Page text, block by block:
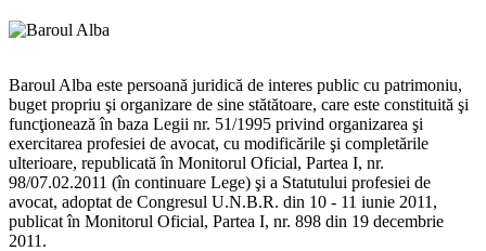
Baroul Alba este persoană juridică de interes public cu patrimoniu,
buget propriu şi organizare de sine stătătoare, care este constituită şi
funcţionează în baza Legii nr. 51/1995 privind organizarea şi
exercitarea profesiei de avocat, cu modificările şi completările
ulterioare, republicată în Monitorul Oficial, Partea I, nr.
98/07.02.2011 (în continuare Lege) şi a Statutului profesiei de
avocat, adoptat de Congresul U.N.B.R. din 10 - 11 iunie 2011,
publicat în Monitorul Oficial, Partea I, nr. 898 din 19 decembrie
2011.